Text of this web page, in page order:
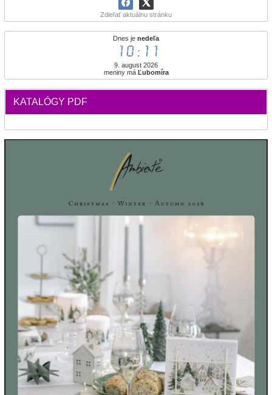
Zdieľať aktuálnu stránku
Dnes je nedeľa
10:11
9. august 2026
meniny má Ľubomíra
KATALÓGY PDF